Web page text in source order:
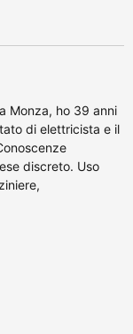
Monza, ho 39 anni
di elettricista e il
discreto. Uso